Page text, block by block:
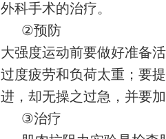
外科手术的治疗。
②预防
大强度运动前要做好准备
过度疲劳和负荷太重；要
进，却无操之过急，并要
③治疗